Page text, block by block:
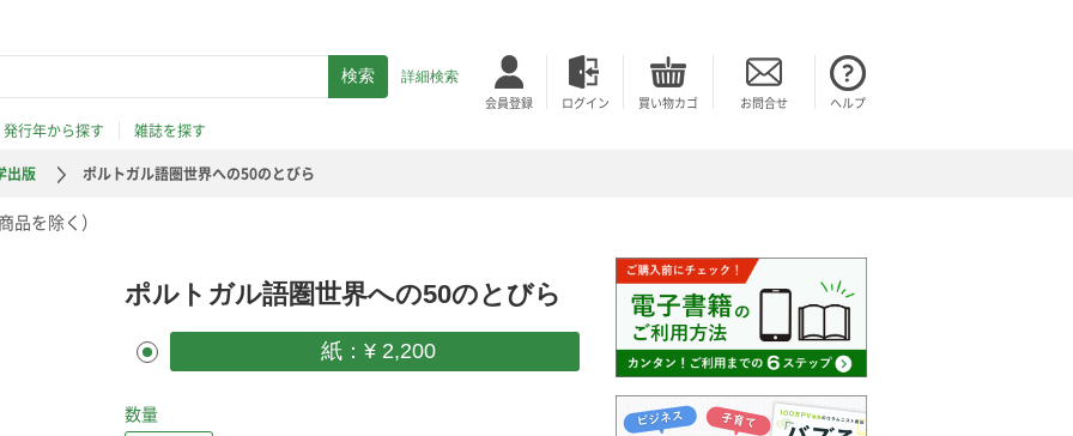
詳細検索
会員登録 ログイン 買い物カゴ お問合せ ヘルプ
発行年から探す
雑誌を探す
出版
ポルトガル語圏世界への50のとびら
品を除く）
ポルトガル語圏世界への50のとびら
紙：¥ 2,200
数量